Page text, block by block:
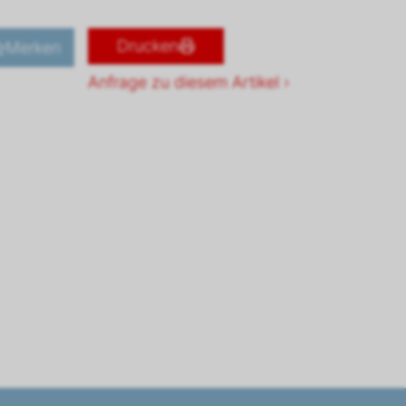
Merken
Drucken
Anfrage zu diesem Artikel ›